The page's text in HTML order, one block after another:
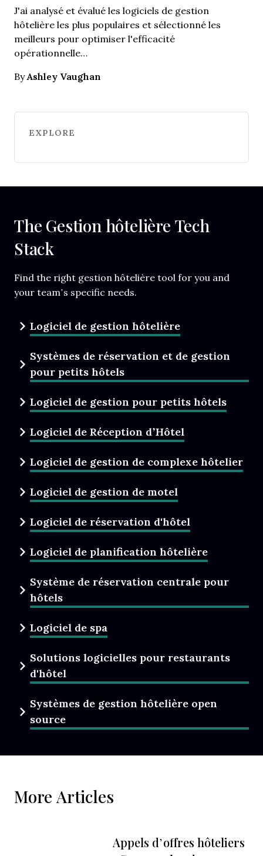
J'ai analysé et évalué les logiciels de gestion
hôtelière les plus populaires et sélectionné les
meilleurs pour optimiser l'efficacité
opérationnelle…
ByAshley Vaughan
EXPLORE
The Gestion hôtelière Tech
Stack
Find the right gestion hôtelière tool for you and
your team’s specific needs.
Logiciel de gestion hôtelière
Systèmes de réservation et de gestion
pour petits hôtels
Logiciel de gestion pour petits hôtels
Logiciel de Réception d’Hôtel
Logiciel de gestion de complexe hôtelier
Logiciel de gestion de motel
Logiciel de réservation d'hôtel
Logiciel de planification hôtelière
Système de réservation centrale pour
hôtels
Logiciel de spa
Solutions logicielles pour restaurants
d'hôtel
Systèmes de gestion hôtelière open
source
More Articles
Appels d’offres hôteliers